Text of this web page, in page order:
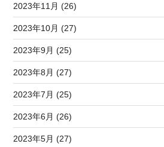
2023年11月 (26)
2023年10月 (27)
2023年9月 (25)
2023年8月 (27)
2023年7月 (25)
2023年6月 (26)
2023年5月 (27)